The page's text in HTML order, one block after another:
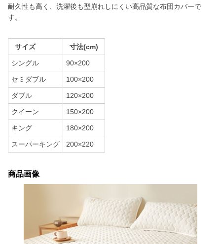
耐久性も高く、洗濯後も型崩れしにくい高品質な布団カバーで
す。
サイズ 寸法(cm)
シングル 90×200
セミダブル 100×200
ダブル 120×200
クイーン 150×200
キング 180×200
スーパーキング 200×220
商品画像